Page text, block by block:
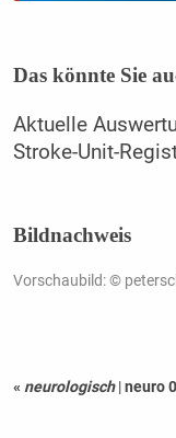
Das könnte Sie
Aktuelle
Stroke-Unit-
Bildnachweis
Vorschaubild: ©
« neurologisch |neuro